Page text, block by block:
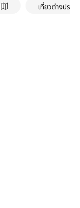
เที่ยวต่างประเ